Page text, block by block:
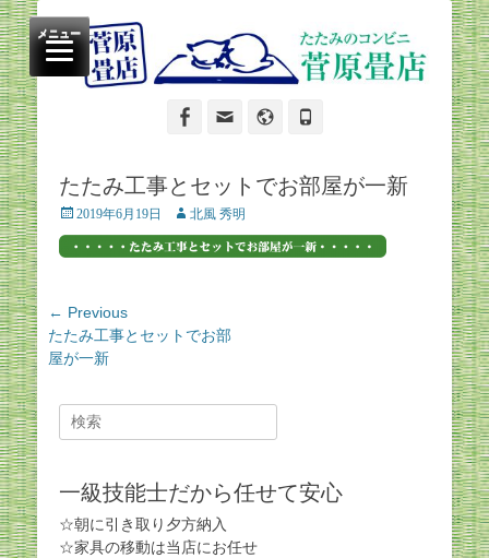
菅原畳店
たたみのコンビニ
Facebook
Email Website
たたみ工事とセットでお部屋が一新
Posted
on
2019年6月19日 Author
北風 秀明
投
稿
ナ
ー
ョ
ン
← Previous
Previous
post:
たたみ工事とセットでお部
屋が一新
Search
for:
一級技能士だから任せて安心
☆朝に引き取り夕方納入
☆家具の移動は当店にお任せ
メニュー